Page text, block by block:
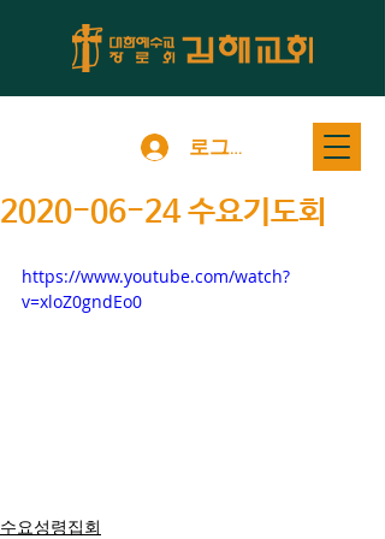
로그인
2020-06-24 수요기도회
https://www.youtube.com/watch?
v=xloZ0gndEo0
수요성령집회